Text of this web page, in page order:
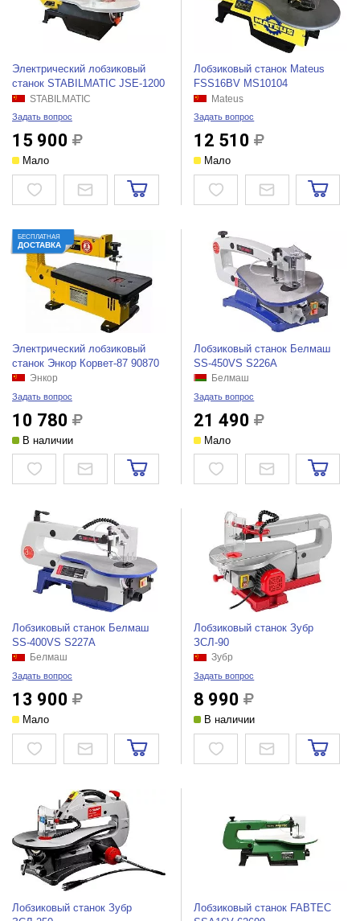
Электрический лобзиковый
станок STABILMATIC JSE-1200
STABILMATIC
Задать вопрос
15 900
Мало
Лобзиковый станок Mateus
FSS16BV MS10104
Mateus
Задать вопрос
12 510
Мало
БЕСПЛАТНАЯ
ДОСТАВКА
Электрический лобзиковый
станок Энкор Корвет-87 90870
Энкор
Задать вопрос
10 780
В наличии
Лобзиковый станок Белмаш
SS-450VS S226A
Белмаш
Задать вопрос
21 490
Мало
Лобзиковый станок Белмаш
SS-400VS S227A
Белмаш
Задать вопрос
13 900
Мало
Лобзиковый станок Зубр
ЗСЛ-90
Зубр
Задать вопрос
8 990
В наличии
Лобзиковый станок Зубр
Лобзиковый станок FABTEC